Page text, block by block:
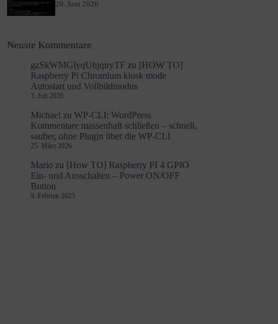
20. Juni 2026
Neuste Kommentare
gzSkWMGlyqUhjqiryTF zu [HOW TO]
Raspberry Pi Chromium kiosk mode
Autostart und Vollbildmodus
3. Juli 2026
Michael zuWP-CLI: WordPress
Kommentare massenhaft schließen – schnell,
sauber, ohne Plugin über die WP-CLI
25. März 2026
Mario zu [How TO] Raspberry PI 4 GPIO
Ein- und Ausschalten – Power ON/OFF
Button
9. Februar 2025